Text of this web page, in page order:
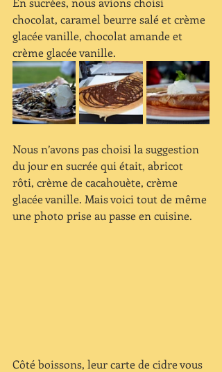
chocolat, caramel beurre salé et crème
glacée vanille, chocolat amande et
crème glacée vanille.
Nous n’avons pas choisi la suggestion
du jour en sucrée qui était, abricot
rôti, crème de cacahouète, crème
glacée vanille. Mais voici tout de même
une photo prise au passe en cuisine.
Côté boissons, leur carte de cidre vous